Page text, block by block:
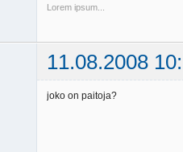
Lorem ipsum...
11.08.2008
joko on paitoja?